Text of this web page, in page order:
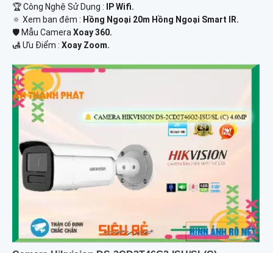
🏆 Công Nghệ Sử Dụng :
IP Wifi.
🔅 Xem ban đêm : Hồng Ngoại 20m Hồng Ngoại Smart IR.
🛡 Mẫu CameraXoay 360.
️🛃 Ưu Điểm : Xoay Zoom.